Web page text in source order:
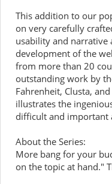
This addition to our
on very carefully
usability and narrative
development of the
from more than 20
outstanding work by
Fahrenheit, Clusta,
illustrates the
difficult and important
About the Series:
More bang for your
on the topic at hand."